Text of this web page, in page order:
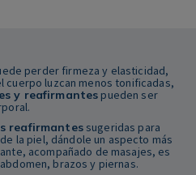
perder firmeza y elasticidad,
cuerpo luzcan menos tonificadas,
y reafirmantes pueden ser
reafirmantessugeridas para
la piel, dándole un aspecto más
acompañado de masajes, es
brazos y piernas.